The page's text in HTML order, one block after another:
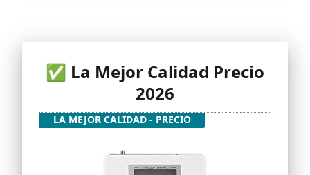
✅ La Mejor Calidad Precio
2026
LA MEJOR CALIDAD - PRECIO